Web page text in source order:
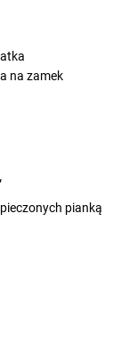
na zamek
pianką